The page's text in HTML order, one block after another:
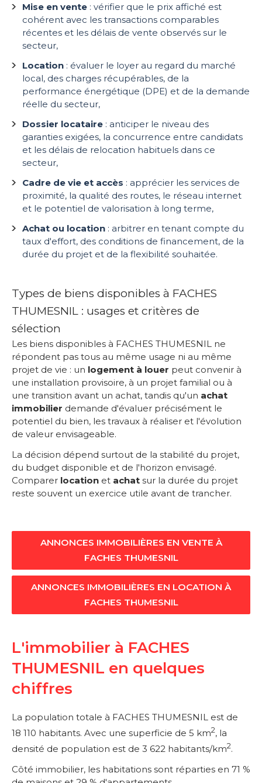
Mise en vente : vérifier que le prix affiché est
cohérent avec les transactions comparables
récentes et les délais de vente observés sur le
secteur,
Location : évaluer le loyer au regard du marché
local, des charges récupérables, de la
performance énergétique (DPE) et de la demande
réelle du secteur,
Dossier locataire : anticiper le niveau des
garanties exigées, la concurrence entre candidats
et les délais de relocation habituels dans ce
secteur,
Cadre de vie et accès : apprécier les services de
proximité, la qualité des routes, le réseau internet
et le potentiel de valorisation à long terme,
Achat ou location : arbitrer en tenant compte du
taux d'effort, des conditions de financement, de la
durée du projet et de la flexibilité souhaitée.
Types de biens disponibles à FACHES
THUMESNIL : usages et critères de
sélection
Les biens disponibles à FACHES THUMESNIL ne
répondent pas tous au même usage ni au même
projet de vie : un logement à louer peut convenir à
une installation provisoire, à un projet familial ou à
une transition avant un achat, tandis qu'un achat
immobilier demande d'évaluer précisément le
potentiel du bien, les travaux à réaliser et l'évolution
de valeur envisageable.
La décision dépend surtout de la stabilité du projet,
du budget disponible et de l'horizon envisagé.
Comparer location et achat sur la durée du projet
reste souvent un exercice utile avant de trancher.
ANNONCES IMMOBILIÈRES EN VENTE À
FACHES THUMESNIL
ANNONCES IMMOBILIÈRES EN LOCATION À
FACHES THUMESNIL
L'immobilier à FACHES
THUMESNIL en quelques
chiffres
La population totale à FACHES THUMESNIL est de
18 110 habitants. Avec une superficie de 5 km2, la
densité de population est de 3 622 habitants/km2.
Côté immobilier, les habitations sont réparties en 71 %